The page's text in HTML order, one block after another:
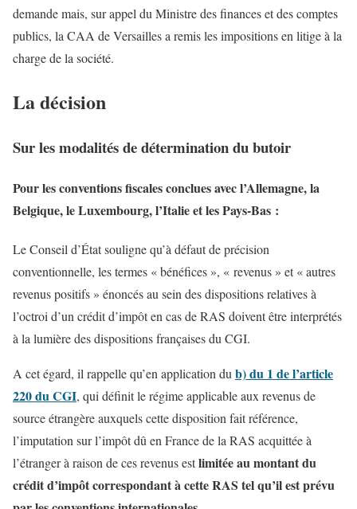
demande mais, sur appel du Ministre des finances et des comptes
publics, la CAA de Versailles a remis les impositions en litige à la
charge de la société.
La décision
Sur les modalités de détermination du butoir
Pour les conventions fiscales conclues avec l’Allemagne, la
Belgique, le Luxembourg, l’Italie et les Pays-Bas :
Le Conseil d’État souligne qu’à défaut de précision
conventionnelle, les termes « bénéfices », « revenus » et « autres
revenus positifs » énoncés au sein des dispositions relatives à
l’octroi d’un crédit d’impôt en cas de RAS doivent être interprétés
à la lumière des dispositions françaises du CGI.
A cet égard, il rappelle qu’en application du b) du 1 de l’article
220 du CGI, qui définit le régime applicable aux revenus de
source étrangère auxquels cette disposition fait référence,
l’imputation sur l’impôt dû en France de la RAS acquittée à
l’étranger à raison de ces revenus estlimitée au montant du
crédit d’impôt correspondant à cette RAS tel qu’il est prévu